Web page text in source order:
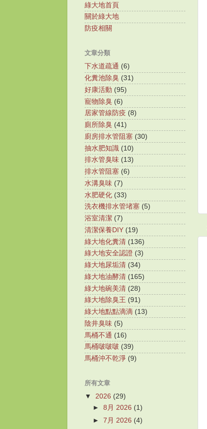
綠大地首頁
關於綠大地
防疫相關
文章分類
下水道疏通 (6)
化糞池除臭 (31)
好康活動 (95)
寵物除臭 (6)
居家管線防疫 (8)
廁所除臭 (41)
廚房排水管阻塞 (30)
抽水肥知識 (10)
排水管臭味 (13)
排水管阻塞 (6)
水溝臭味 (7)
水肥硬化 (33)
洗衣機排水管堵塞 (5)
浴室清潔 (7)
清潔保養DIY (19)
綠大地化糞清 (136)
綠大地安全認證 (3)
綠大地尿垢清 (34)
綠大地油酵清 (165)
綠大地碗美清 (28)
綠大地除臭王 (91)
綠大地點點滴滴 (13)
陰井臭味 (5)
馬桶不通 (16)
馬桶啵啵啵 (39)
馬桶沖不乾淨 (9)
所有文章
▼ 2026 (29)
►8月 2026 (1)
►7月 2026 (4)